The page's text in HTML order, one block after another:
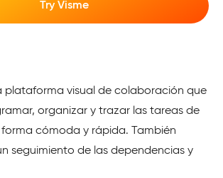
Try Visme
plataforma visual de colaboración que
organizar y trazar las tareas de
cómoda y rápida. También
seguimiento de las dependencias y